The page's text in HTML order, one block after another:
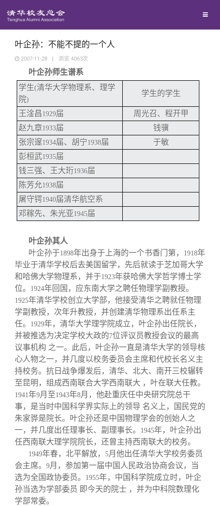
西南联大校友会
义工计划
新媒体平台
青春风采
校友文苑
校友服务
终身学习
信息化服务
三创大赛
实用信息
校友总会
总会简介
会长致辞
总会章程
理事会名单
制度法规
联系我们
关闭
叶企孙：不能不提的一个人
2007-11-28 | 浏览 4063次
叶企孙师生谱系
学生(清华大学物理系、理学
院)
学生的学生
王淦昌 1929届
周光召、程开甲
赵九章1933届
钱骥
张宗邃1934届、胡宁1938届
于敏
彭桓武1935届
钱三强、王大珩1936届
陈芳允1938届
屠守锷1940届清华航空系
邓稼先、朱光亚1945届
叶企孙其人
叶企孙于1898年出身于上海的一个书香门第， 1918年
毕业于清华学校后去美国留学，先后就读于芝加哥大学
和哈佛大学物理系，并于1923年获哈佛大学哲学博士学
位。
1924年回国，应东南大学之聘任物理学副教授。
1925年清华学校创立大学部，他接受清华之聘就任物理
学副教授，次年升教授，并创建清华物理系出任系主
任。
1929年，清华大学理学院成立，叶企孙出任院长，
并被推选为决定学校大政的7位评议员教授会议的最高
议事机构 之一。此后，叶企孙一直是清华大学的领导核
心人物之一，并几度以校务委员会主席和代校长名义主
持校务。抗日战争爆发后，清华、北大、南开三校辗转
至昆明，组成西南联合大学西南联大 ，叶在联大任教。
1941年9月至1943年8月，他赴重庆任中央研究院总干
事，是当时中国科学界实际上的领导 名义上，国民党的
朱家骅是院长。叶企孙还是中国物理学会的创始人之
一，并几度出任理事长、副理事长。
1945年，叶企孙出
任西南联大理学院院长，还曾主持西南联大的校务。
1949年春，北平解放， 5月他出任清华大学校务委员
会主席。 9月，参加第一届中国人民政治协商会议，当
选为全国政协委员。
1955年，中国科学院成立时，叶企
孙当选为学部委员 即今天的院士 ，并为中科院数理化
学部常委。